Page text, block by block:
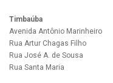
Timbaúba
Avenida Antônio Marinheiro
Rua Artur Chagas Filho
Rua José A. de Sousa
Rua Santa Maria